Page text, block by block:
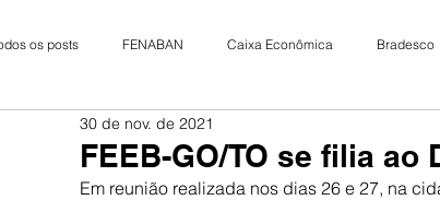
os posts FENABAN Caixa Econômica Bradesco
Banco do Brasil CONTEC
FEEB-GO/TO se filia ao
30 de nov. de 2021
Em reunião realizada nos dias 26 e 27, na